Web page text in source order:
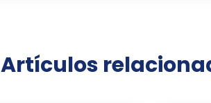
Artículos